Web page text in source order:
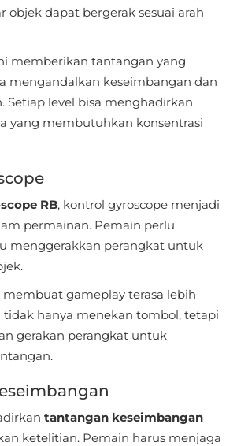
objek dapat bergerak sesuai arah
memberikan tantangan yang
mengandalkan keseimbangan dan
Setiap level bisa menghadirkan
yang membutuhkan konsentrasi
RB, kontrol gyroscope menjadi
permainan. Pemain perlu
menggerakkan perangkat untuk
gameplay terasa lebih
tidak hanya menekan tombol, tetapi
gerakan perangkat untuk
tantangan keseimbangan
ketelitian. Pemain harus menjaga